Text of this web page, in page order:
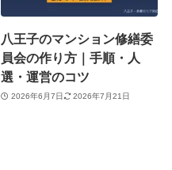
八王子のマンション修繕委
員会の作り方｜手順・人
選・運営のコツ
2026年6月7日 2026年7月21日